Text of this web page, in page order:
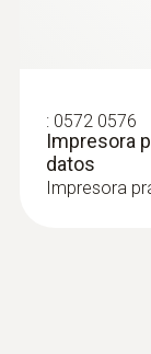
: 0572 0576
Impresora
datos
Impresora